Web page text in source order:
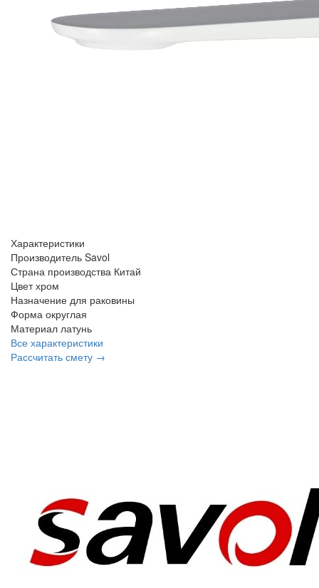
Характеристики
Производитель Savol
Страна производства Китай
Цвет хром
Назначение для раковины
Форма округлая
Материал латунь
Все характеристики
Рассчитать смету →